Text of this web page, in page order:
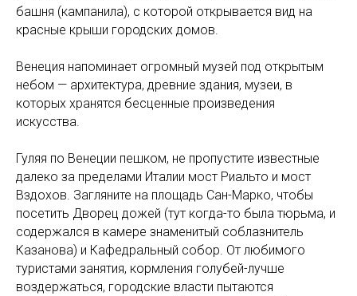
башня (кампанила), с которой открывается вид на
красные крыши городских домов.
Венеция напоминает огромный музей под открытым
небом — архитектура, древние здания, музеи, в
которых хранятся бесценные произведения
искусства.
Гуляя по Венеции пешком, не пропустите известные
далеко за пределами Италии мост Риальто и мост
Вздохов. Загляните на площадь Сан-Марко, чтобы
посетить Дворец дожей (тут когда-то была тюрьма, и
содержался в камере знаменитый соблазнитель
Казанова) и Кафедральный собор. От любимого
туристами занятия, кормления голубей-лучше
воздержаться, городские власти пытаются